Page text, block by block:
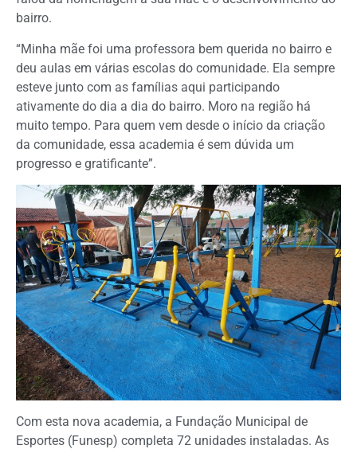
bairro.
“Minha mãe foi uma professora bem querida no bairro e
deu aulas em várias escolas do comunidade. Ela sempre
esteve junto com as famílias aqui participando
ativamente do dia a dia do bairro. Moro na região há
muito tempo. Para quem vem desde o início da criação
da comunidade, essa academia é sem dúvida um
progresso e gratificante”.
Com esta nova academia, a Fundação Municipal de
Esportes (Funesp) completa 72 unidades instaladas. As